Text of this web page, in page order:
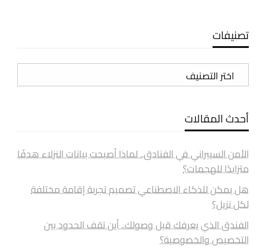
تصنيفات
تصنيفات
أحدث المقالات
الأمن السيبراني في الفنادق.. لماذا أصبحت بيانات النزلاء هدفًا
متزايدًا للهجمات؟
هل يمكن للذكاء الاصطناعي تصميم تجربة إقامة مختلفة
لكل نزيل؟
الفندق الذي يعرفك قبل وصولك.. أين تقف الحدود بين
التخصيص والخصوصية؟